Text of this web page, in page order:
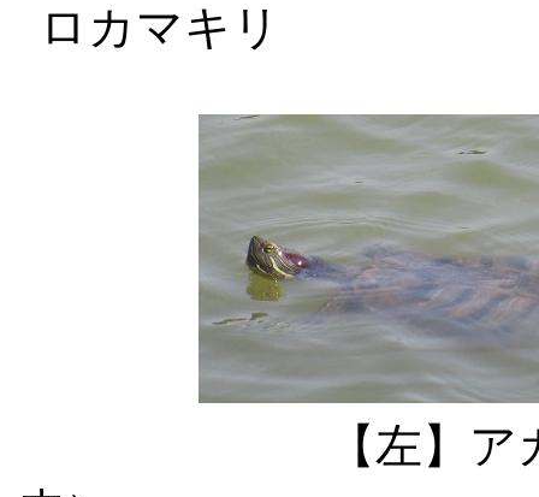
ロカマキ
【左】